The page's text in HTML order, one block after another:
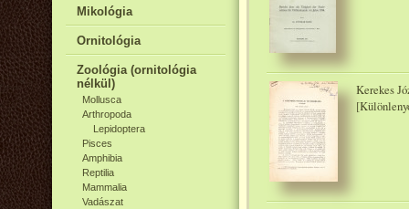
Mikológia
Ornitológia
Zoológia (ornitológia
nélkül)
Mollusca
Arthropoda
Lepidoptera
Pisces
Amphibia
Reptilia
Mammalia
Vadászat
Kerekes